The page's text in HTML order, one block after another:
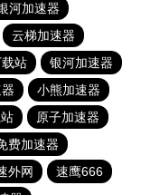
河加速器
云梯加速器
站
银河加速器
小熊加速器
原子加速器
费加速器
外网
速鹰666